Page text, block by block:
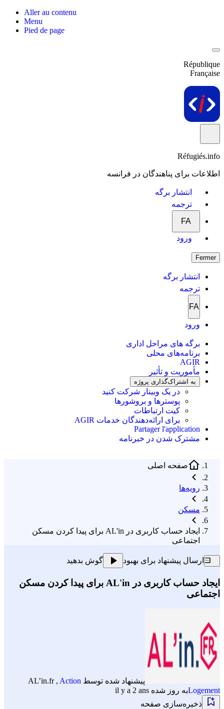
Aller au contenu
Menu
Pied de page
République
Française
Réfugiés.info
اطلاعات برای پناهندگان در فرانسه
انتشار برگه
ترجمه
FA
ورود
Fermer
انتشار برگه
ترجمه
FA
ورود
برگه های مراحل اداری
برنامه‌های محلی
AGIR
مأموریت و تأثیر
به اشتراک‌گذاری پروژه
در یک وبینار شرکت کنید
پوسترها و بروشورها
کیت ارتباطات
برای ارائه‌دهندگان خدمات AGIR
Partager l'application
مشترک شدن در خبرنامه
صفحه اصلی
رویه‌ها
مسکن
ایجاد حساب کاربری در AL'in برای پیدا کردن مسکن
اجتماعی
ارسال پیشنهاد برای بهبود گوش بدهید
ایجاد حساب کاربری در AL'in برای پیدا کردن مسکن
اجتماعی
پیشنهاد شده توسط AL’in.fr , Action
Logementبه روز شده il y a 2 ans
ذخیره‌سازی صفحه